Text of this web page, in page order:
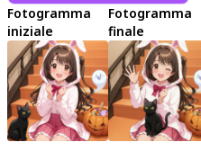
Fotogramma
iniziale
Fotogramma
finale